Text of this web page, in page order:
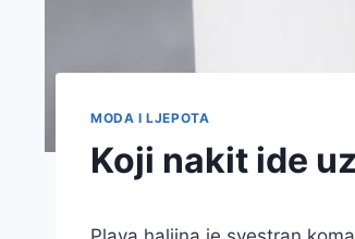
MODA I LJEPOTA
Koji nakit ide